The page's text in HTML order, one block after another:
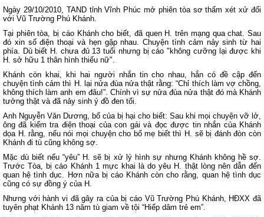
Ngày 29/10/2010, TAND tỉnh Vĩnh Phúc mở phiên tòa sơ thẩm xét xử đối
với Vũ Trường Phú Khánh.
Tại phiên tòa, bị cáo Khánh cho biết, đã quen H. trên mạng qua chat. Sau
đó xin số điện thoại và hẹn gặp nhau. Chuyện tình cảm nảy sinh từ hai
phía. Dù biết H. chưa đủ 13 tuổi nhưng bị cáo "không cưỡng lại được khi
H. sở hữu 1 thân hình thiếu nữ".
Khánh còn khai, khi hai người nhắn tin cho nhau, hắn có đề cập đến
chuyện tình cảm thì H. lại nửa đùa nửa thật rằng: “Chỉ thích làm vợ chồng,
không thích làm anh em đâu!”. Chính vì sự nửa đùa nửa thật đó mà Khánh
tưởng thật và đã nảy sinh ý đồ đen tối.
Anh Nguyễn Văn Dương, bố của bị hại cho biết: Sau khi mọi chuyện vỡ lở,
ông đã kiểm tra điện thoại của con gái và đọc được tin nhắn của Khánh
dọa H. rằng, nếu nói mọi chuyện cho bố mẹ biết thì H. sẽ bị đánh đòn còn
Khánh đi tù cũng không sợ.
Mặc dù biết nếu “yêu” H. sẽ bị xử lý hình sự nhưng Khánh không hề sợ.
Trước Tòa, bị cáo Khánh 1 mực khai là do yêu H. thật lòng nên dẫn đến
quan hệ tình dục. Hơn nữa bị cáo Khánh còn cho rằng, quan hệ tình dục
cũng có sự đồng ý của H.
Nhưng với hành vi đã gây ra của bị cáo Vũ Trường Phú Khánh, HĐXX đã
tuyên phạt Khánh 13 năm tù giam về tội “Hiếp dâm trẻ em”.